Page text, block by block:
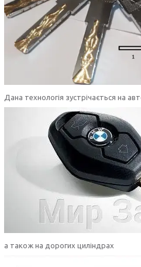
Дана технологія зустрічається на
а також на дорогих циліндрах